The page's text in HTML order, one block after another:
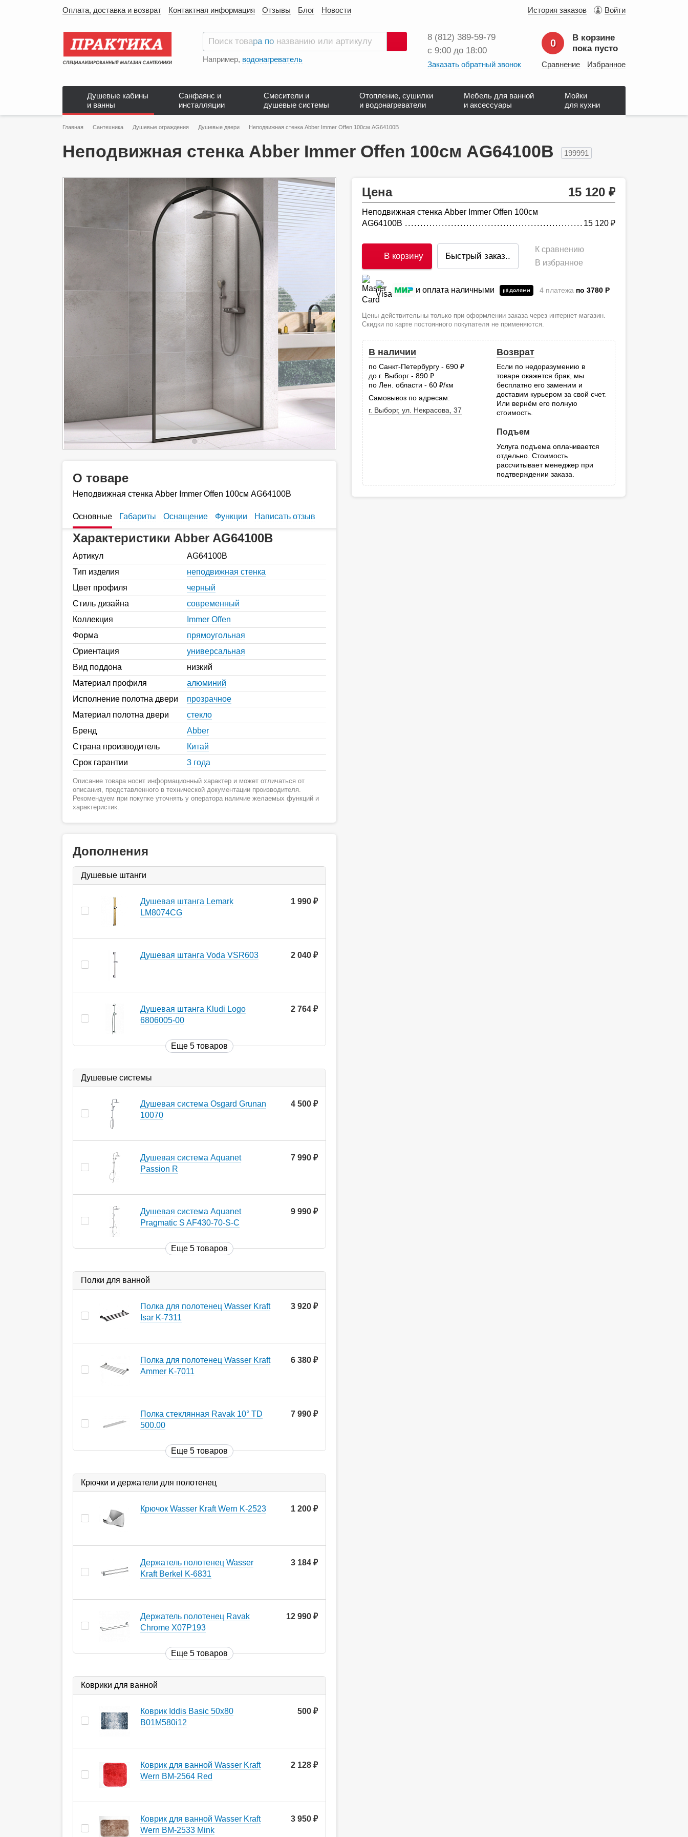
Оплата, доставка и возврат Контактная информация Отзывы Блог Новости История заказов Войти
Поиск
Например, водонагреватель
8 (812) 389‑59‑79
с 9:00 до 18:00
Заказать обратный звонок
0
В корзине
пока пусто
Сравнение Избранное
Душевые кабины
и ванны
Санфаянс и
инсталляции
Смесители и
душевые системы
Отопление, сушилки
и водонагреватели
Мебель для ванной
и аксессуары
Мойки
для кухни
Главная Сантехника Душевые ограждения Душевые двери Неподвижная стенка Abber Immer Offen 100см AG64100B
Неподвижная стенка Abber Immer Offen 100см AG64100B 199991
Цена 15 120
Неподвижная стенка Abber Immer Offen 100см
AG64100B
15 120
В корзину Быстрый заказ..
К сравнению
В избранное
и оплата наличными 4 платежа по 3780 P
Цены действительны только при оформлении заказа через интернет-магазин.
Скидки по карте постоянного покупателя не применяются.
В наличии
по Санкт-Петербургу - 690
до г. Выборг - 890
по Лен. области - 60
руб.
/км
Самовывоз по адресам:
г. Выборг, ул. Некрасова, 37
Возврат
Если по недоразумению в
товаре окажется брак, мы
бесплатно его заменим и
доставим курьером за свой счет.
Или вернём его полную
стоимость.
Подъем
Услуга подъема оплачивается
отдельно. Стоимость
рассчитывает менеджер при
подтверждении заказа.
О товаре
Неподвижная стенка Abber Immer Offen 100см AG64100B
Основные Габариты Оснащение Функции Написать отзыв
Характеристики Abber AG64100B
Артикул
AG64100B
Тип изделия
неподвижная стенка
Цвет профиля
черный
Стиль дизайна
современный
Коллекция
Immer Offen
Форма
прямоугольная
Ориентация
универсальная
Вид поддона
низкий
Материал профиля
алюминий
Исполнение полотна двери
прозрачное
Материал полотна двери
стекло
Бренд
Abber
Страна производитель
Китай
Срок гарантии
3 года
Описание товара носит информационный характер и может отличаться от
описания, представленного в технической документации производителя.
Рекомендуем при покупке уточнять у оператора наличие желаемых функций и
характеристик.
Дополнения
Душевые штанги
Душевая штанга Lemark
LM8074CG
1 990
Душевая штанга Voda VSR603 2 040
Душевая штанга Kludi Logo
6806005-00
2 764
Еще 5 товаров
Душевые системы
Душевая система Osgard Grunan
10070
4 500
Душевая система Aquanet
Passion R
7 990
Душевая система Aquanet
Pragmatic S AF430-70-S-C
9 990
Еще 5 товаров
Полки для ванной
Полка для полотенец Wasser Kraft
Isar K-7311
3 920
Полка для полотенец Wasser Kraft
Ammer K-7011
6 380
Полка стеклянная Ravak 10° TD
500.00
7 990
Еще 5 товаров
Крючки и держатели для полотенец
Крючок Wasser Kraft Wern K-2523 1 200
Держатель полотенец Wasser
Kraft Berkel K-6831
3 184
Держатель полотенец Ravak
Chrome X07P193
12 990
Еще 5 товаров
Коврики для ванной
Коврик Iddis Basic 50х80
B01M580i12
500
Коврик для ванной Wasser Kraft
Wern BM-2564 Red
2 128
Коврик для ванной Wasser Kraft
Wern BM-2533 Mink
3 950